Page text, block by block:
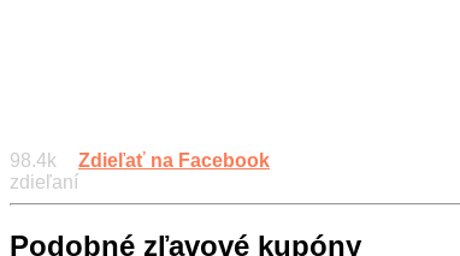
98.4k
zdieľaní
Zdieľať na Facebook
Podobné zľavové kupóny